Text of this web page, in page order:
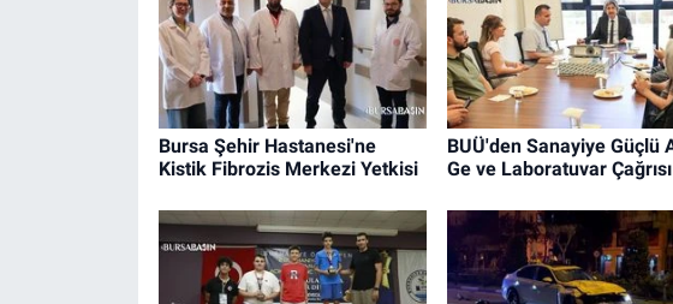
Bursa Şehir Hastanesi'ne
Kistik Fibrozis Merkezi Yetkisi
BUÜ'den Sanayiye Güçlü
Ge ve Laboratuvar Çağrısı